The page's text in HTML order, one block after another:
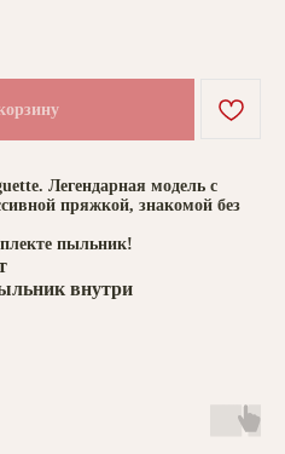
Легендарная модель с
пряжкой, знакомой без
пыльник!
внутри